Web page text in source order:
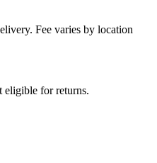
Fee varies by location
eligible for returns.